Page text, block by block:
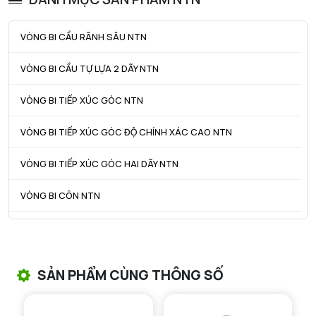
VÒNG BI CẦU RÃNH SÂU NTN
VÒNG BI CẦU TỰ LỰA 2 DÃY NTN
VÒNG BI TIẾP XÚC GÓC NTN
VÒNG BI TIẾP XÚC GÓC ĐỘ CHÍNH XÁC CAO NTN
VÒNG BI TIẾP XÚC GÓC HAI DÃY NTN
VÒNG BI CÔN NTN
ra max - Bán kính góc lượn tối đa 2,5 mm
SẢN PHẨM CÙNG THÔNG SỐ